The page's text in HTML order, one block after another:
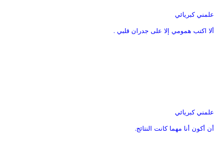
علمني كبريائي
ألا اكتب همومي إلا على جدران قلبي .
علمني كبريائي
أن أكون أنا مهما كانت النتائج.